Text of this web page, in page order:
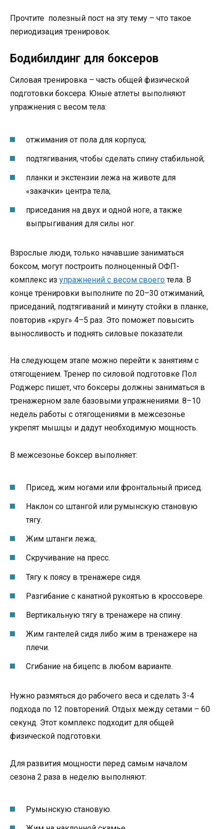
Прочтите полезный пост на эту тему – что такое
периодизация тренировок.
Бодибилдинг для боксеров
Силовая тренировка – часть общей физической
подготовки боксера. Юные атлеты выполняют
упражнения с весом тела:
отжимания от пола для корпуса;
подтягивания, чтобы сделать спину стабильной;
планки и экстензии лежа на животе для
«закачки» центра тела;
приседания на двух и одной ноге, а также
выпрыгивания для силы ног.
Взрослые люди, только начавшие заниматься
боксом, могут построить полноценный ОФП-
комплекс из упражнений с весом своего тела. В
конце тренировки выполните по 20–30 отжиманий,
приседаний, подтягиваний и минуту стойки в планке,
повторив «круг» 4–5 раз. Это поможет повысить
выносливость и поднять силовые показатели.
На следующем этапе можно перейти к занятиям с
отягощением. Тренер по силовой подготовке Пол
Роджерс пишет, что боксеры должны заниматься в
тренажерном зале базовыми упражнениями. 8–10
недель работы с отягощениями в межсезонье
укрепят мышцы и дадут необходимую мощность.
В межсезонье боксер выполняет:
Присед, жим ногами или фронтальный присед.
Наклон со штангой или румынскую становую
тягу.
Жим штанги лежа;.
Скручивание на пресс.
Тягу к поясу в тренажере сидя.
Разгибание с канатной рукоятью в кроссовере.
Вертикальную тягу в тренажере на спину.
Жим гантелей сидя либо жим в тренажере на
плечи.
Сгибание на бицепс в любом варианте.
Нужно размяться до рабочего веса и сделать 3-4
подхода по 12 повторений. Отдых между сетами – 60
секунд. Этот комплекс подходит для общей
физической подготовки.
Для развития мощности перед самым началом
сезона 2 раза в неделю выполняют:
Румынскую становую.